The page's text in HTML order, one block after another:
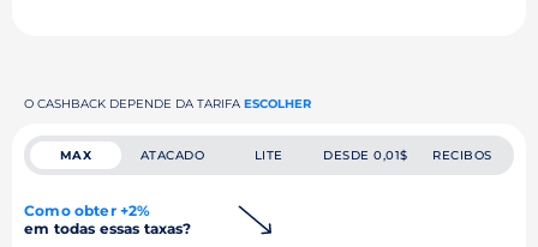
O CASHBACK DEPENDE DA TARIFA ESCOLHER
MAX ATACADO LITE DESDE 0,01$ RECIBOS
Como obter +2%
em todas essas taxas?